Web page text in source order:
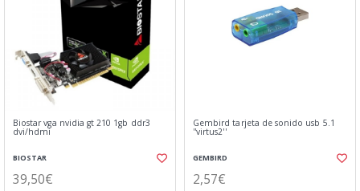
Biostar vga nvidia gt 210 1gb ddr3
dvi/hdmi
BIOSTAR
39,50€
Gembird tarjeta de sonido usb 5.1
''virtus2''
GEMBIRD
2,57€